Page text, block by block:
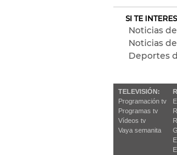
SI TE
Noticias
Noticias
Deportes
TELEVISIÓN:
Programación tv
Programas tv
Vídeos tv
Vaya semanita